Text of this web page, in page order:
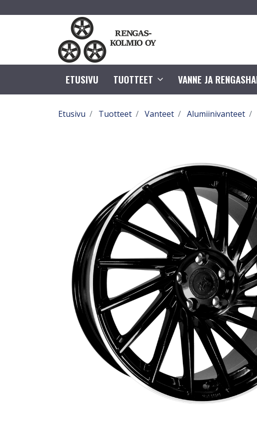
ETUSIVU TUOTTEET VANNE JA
Etusivu Tuotteet Vanteet Alumiinivanteet